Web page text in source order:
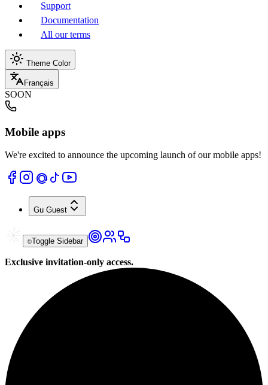
Support
Documentation
All our terms
Theme Color
Français
SOON
Mobile apps
We're excited to announce the upcoming launch of our mobile apps!
Gu Guest
Toggle Sidebar
Exclusive invitation-only access.